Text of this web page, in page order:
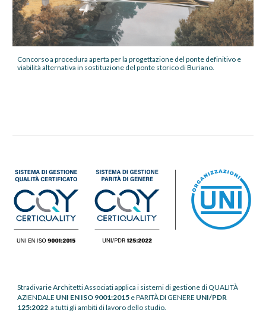
Concorso a procedura aperta per la progettazione del ponte definitivo e
viabilità alternativa in sostituzione del ponte storico di Buriano.
Stradivarie Architetti Associati applica i sistemi di gestione diQUALITÀ
AZIENDALE UNI EN ISO 9001:2015 ePARITÀ DI GENERE UNI/PDR
125:2022 a tutti gli ambiti di lavoro dello studio.